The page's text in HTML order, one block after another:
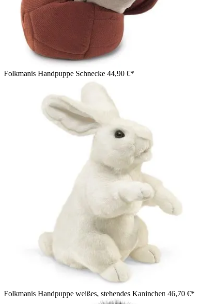
Folkmanis Handpuppe Schnecke 44,90 €*
Folkmanis Handpuppe weißes, stehendes Kaninchen 46,70 €*